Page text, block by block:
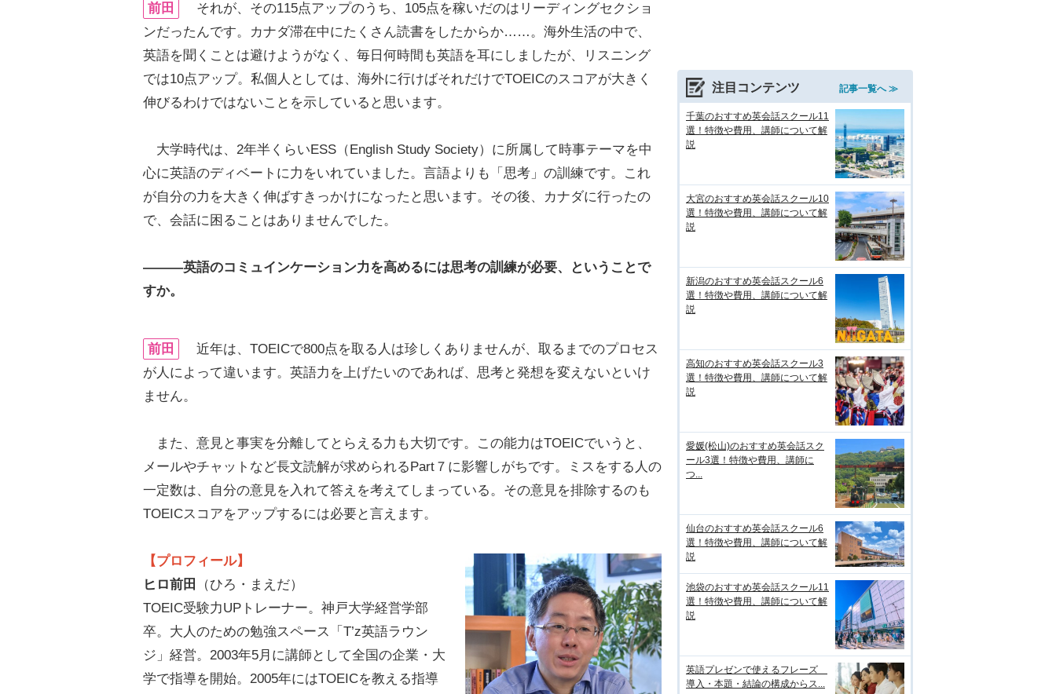
前田
それが、その115点アップのうち、105点を稼いだのはリーディングセクショ
ンだったんです。カナダ滞在中にたくさん読書をしたからか……。海外生活の中で、
英語を聞くことは避けようがなく、毎日何時間も英語を耳にしましたが、リスニング
では10点アップ。私個人としては、海外に行けばそれだけでTOEICのスコアが大きく
伸びるわけではないことを示していると思います。
大学時代は、2年半くらいESS（English Study Society）に所属して時事テーマを中
心に英語のディベートに力をいれていました。言語よりも「思考」の訓練です。これ
が自分の力を大きく伸ばすきっかけになったと思います。その後、カナダに行ったの
で、会話に困ることはありませんでした。
―――英語のコミュインケーション力を高めるには思考の訓練が必要、ということで
すか。
前田
近年は、TOEICで800点を取る人は珍しくありませんが、取るまでのプロセス
が人によって違います。英語力を上げたいのであれば、思考と発想を変えないといけ
ません。
また、意見と事実を分離してとらえる力も大切です。この能力はTOEICでいうと、
メールやチャットなど長文読解が求められるPart７に影響しがちです。ミスをする人の
一定数は、自分の意見を入れて答えを考えてしまっている。その意見を排除するのも
TOEICスコアをアップするには必要と言えます。
【プロフィール】
ヒロ前田
（ひろ・まえだ）
TOEIC受験力UPトレーナー。神戸大学経営学部
卒。大人のための勉強スペース「T’z英語ラウン
ジ」経営。2003年5月に講師として全国の企業・大
学で指導を開始。2005年にはTOEICを教える指導
注目コンテンツ 記事一覧へ ≫
千葉のおすすめ英会話スクール11
選！特徴や費用、講師について解
説
大宮のおすすめ英会話スクール10
選！特徴や費用、講師について解
説
新潟のおすすめ英会話スクール6
選！特徴や費用、講師について解
説
高知のおすすめ英会話スクール3
選！特徴や費用、講師について解
説
愛媛(松山)のおすすめ英会話スク
ール3選！特徴や費用、講師に
つ...
仙台のおすすめ英会話スクール6
選！特徴や費用、講師について解
説
池袋のおすすめ英会話スクール11
選！特徴や費用、講師について解
説
英語プレゼンで使えるフレーズ
導入・本題・結論の構成からス...